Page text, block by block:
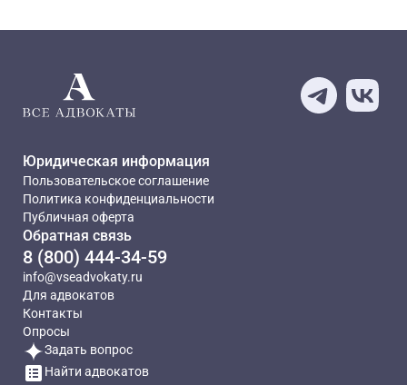
Юридическая информация
Пользовательское соглашение
Политика конфиденциальности
Публичная оферта
Обратная связь
8 (800) 444-34-59
info@vseadvokaty.ru
Для адвокатов
Контакты
Опросы
Задать вопрос
Найти адвокатов